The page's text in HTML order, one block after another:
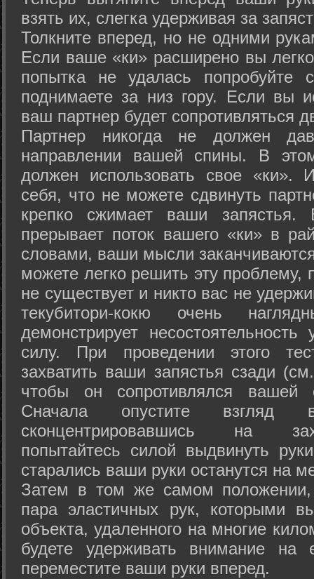
взять их, слегка удерживая за
Толкните вперед, но не одними
Если ваше «ки» расширено вы
попытка не удалась попробуйте
поднимаете за низ гору. Если вы
ваш партнер будет сопротивляться
Партнер никогда не должен
направлении вашей спины. В
должен использовать свое «ки».
себя, что не можете сдвинуть
крепко сжимает ваши запястья.
прерывает поток вашего «ки» в
словами, ваши мысли
можете легко решить эту проблему,
не существует и никто вас не
текубитори-кокю очень
демонстрирует
силу. При проведении этого
захватить ваши запястья сзади
чтобы он сопротивлялся вашей
Сначала опустите
сконцентрировавшись на
попытайтесь силой выдвинуть
старались ваши руки останутся на
Затем в том же самом положении,
пара эластичных рук, которыми
объекта, удаленного на многие
будете удерживать внимание на
переместите ваши руки вперед.